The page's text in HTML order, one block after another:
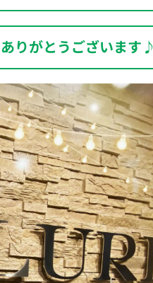
りがとうございます♪